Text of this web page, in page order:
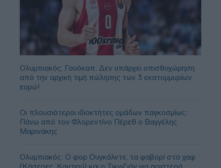
Ολυμπιακός, Γουόκαπ: Δεν υπάρχει οπισθοχώρηση
από την αρχική τιμή πώλησης των 3 εκατομμυρίων
ευρώ!
Οι πλουσιότεροι ιδιοκτήτες ομάδων παγκοσμίως:
Πάνω από τον Φλορεντίνο Πέρεθ ο Βαγγέλης
Μαρινάκης
Ολυμπιακός: Ο φορ Ουγκάλντε, τα φαβορί στα χαφ